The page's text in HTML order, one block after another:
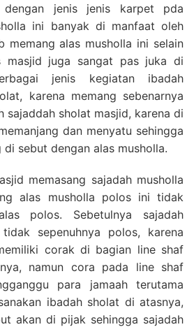
jenis jenis karpet pda
ini banyak di manfaat oleh
memang alas musholla ini selain
masjid juga sangat pas juka di
jenis kegiatan ibadah
karena memang sebenarnya
sajaddah sholat masjid, karena di
dan menyatu sehingga
sebut dengan alas musholla.
memasang sajadah musholla
alas musholla polos ini tidak
polos. Sebetulnya sajadah
sepenuhnya polos, karena
corak di bagian line shaf
namun cora pada line shaf
para jamaah terutama
ibadah sholat di atasnya,
akan di pijak sehingga sajadah